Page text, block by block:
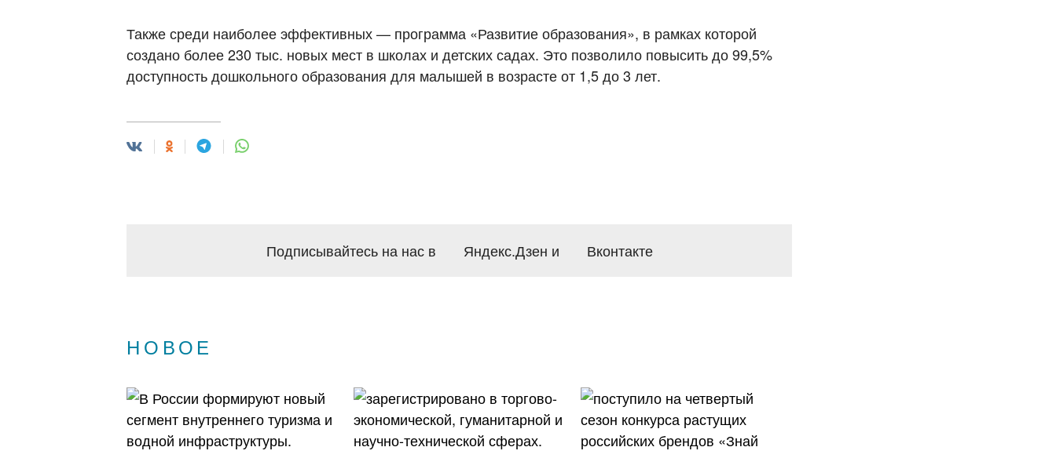
Также среди наиболее эффективных — программа «Развитие образования», в рамках которой
создано более 230 тыс. новых мест в школах и детских садах. Это позволило повысить до 99,5%
доступность дошкольного образования для малышей в возрасте от 1,5 до 3 лет.
Подписывайтесь на нас в Яндекс.Дзен и Вконтакте
НОВОЕ